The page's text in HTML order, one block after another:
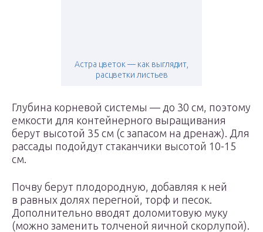
Астра цветок — как выглядит,
расцветки листьев
Глубина корневой системы — до 30 см, поэтому
емкости для контейнерного выращивания
берут высотой 35 см (с запасом на дренаж). Для
рассады подойдут стаканчики высотой 10-15
см.
Почву берут плодородную, добавляя к ней
в равных долях перегной, торф и песок.
Дополнительно вводят доломитовую муку
(можно заменить толченой яичной скорлупой).